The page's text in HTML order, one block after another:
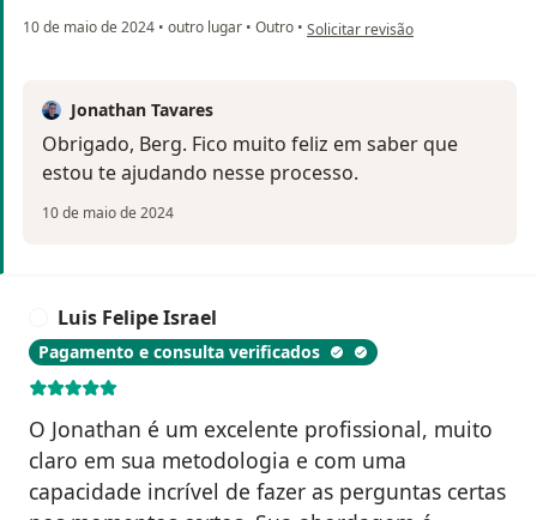
10 de maio de 2024 • outro lugar • Outro • na opinião do utilizador Berg
Solicitar revisão
Jonathan Tavares
Obrigado, Berg. Fico muito feliz em saber que
estou te ajudando nesse processo.
10 de maio de 2024
Luis Felipe Israel
Pagamento e consulta verificados
O Jonathan é um excelente profissional, muito
claro em sua metodologia e com uma
capacidade incrível de fazer as perguntas certas